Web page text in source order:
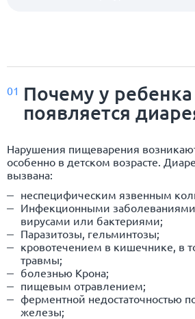
01 Почему у ребенка
появляется
Нарушения пищеварения
особенно в детском возрасте.
вызвана:
неспецифическим язвенным
Инфекционными
вирусами или бактериями;
Паразитозы, гельминтозы;
кровотечением в кишечнике, в
травмы;
болезнью Крона;
пищевым отравлением;
ферментной недостаточностью
железы;